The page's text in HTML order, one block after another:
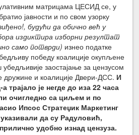
матрицама ЦЕСИД се, у
јавности и по свом узорку
будући да обично већ у
издиктира изборни резултат
само потврди) изнео податке
победу коалиције окупљене
заостајање за цензусом
дружине и коалиције Двери-ДСС. И
је негде до иза 22 часа
очигледно са циљем и по
Ипсос Стратеџик Маркетинг
да су Радуловић,
удобно изнад цензуза.